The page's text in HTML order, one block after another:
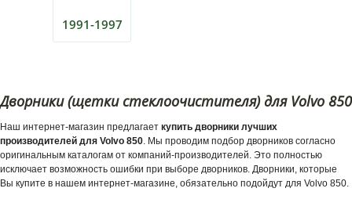
1991-1997
Дворники (щетки стеклоочистителя) для Volvo 850
Наш интернет-магазин предлагает купить дворники лучших
производителей для Volvo 850. Мы проводим подбор дворников согласно
оригинальным каталогам от компаний-производителей. Это полностью
исключает возможность ошибки при выборе дворников. Дворники, которые
Вы купите в нашем интернет-магазине, обязательно подойдут для Volvo 850.